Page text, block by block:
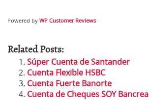
Powered by WP Customer Reviews
Related Posts:
Súper Cuenta de Santander
Cuenta Flexible HSBC
Cuenta Fuerte Banorte
Cuenta de Cheques SOY Bancrea